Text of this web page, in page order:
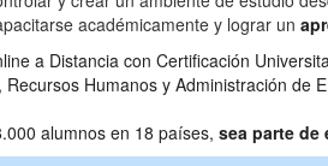
académicamente y lograr un
a Distancia con Certificación
Recursos Humanos y Administración de
alumnos en 18 países, sea parte de